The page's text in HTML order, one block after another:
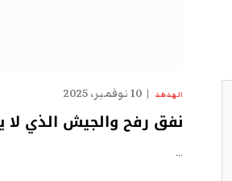
الهدهد 10 نوفمبر، 2025
نفق رفح والجيش الذي لا
…